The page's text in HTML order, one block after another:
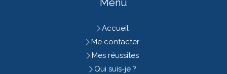
Menu
Accueil
Me contacter
Mes réussites
Qui suis-je ?